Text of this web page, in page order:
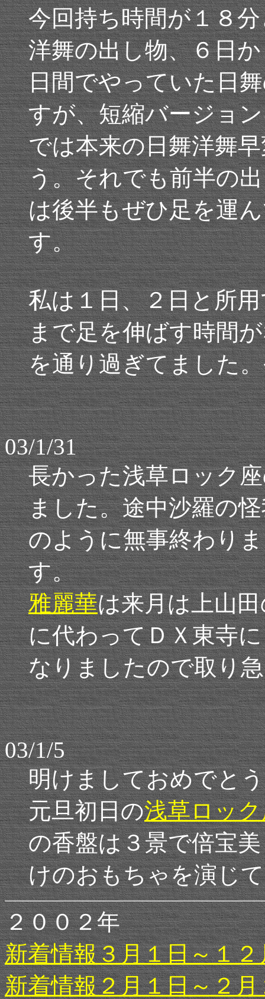
今回持ち時間が１８
洋舞の出し物、６日
日間でやっていた日
すが、短縮バージョ
では本来の日舞洋舞
う。それでも前半の
は後半もぜひ足を運
す。
私は１日、２日と所
まで足を伸ばす時間
を通り過ぎてました
03/1/31
長かった浅草ロック
ました。途中沙羅の
のように無事終わり
す。
雅麗華は来月は上山
に代わってＤＸ東寺
なりましたので取り
03/1/5
明けましておめでと
元旦初日の浅草ロッ
の香盤は３景で倍宝
けのおもちゃを演じ
２００２年
新着情報３月１日～１
新着情報２月１日～２